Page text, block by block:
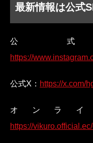
最新情報は公式
公式
https://
公式X： https://x.com/
オンラ
https://